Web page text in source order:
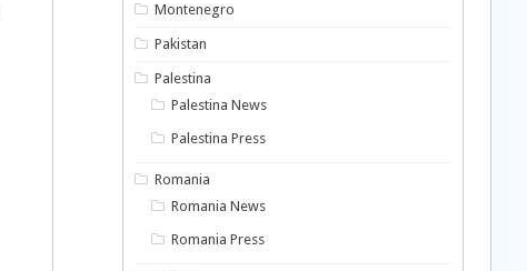
Montenegro
Pakistan
Palestina
Palestina News
Palestina Press
Romania
Romania News
Romania Press